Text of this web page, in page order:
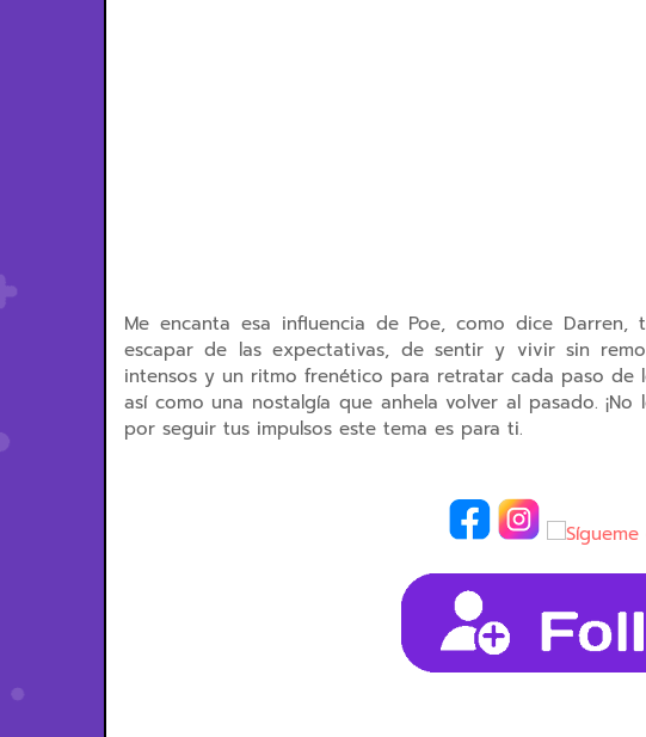
Me encanta esa influencia de Poe, como dice Darren,
escapar de las expectativas, de sentir y vivir sin
intensos y un ritmo frenético para retratar cada paso de
así como una nostalgía que anhela volver al pasado.
por seguir tus impulsos este tema es para ti.